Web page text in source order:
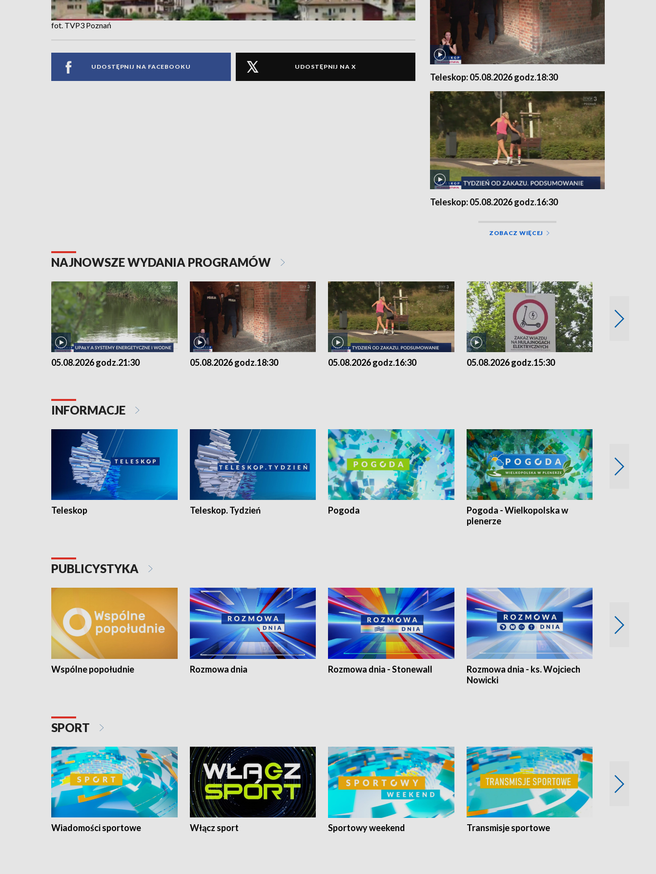
fot. TVP3 Poznań
UDOSTĘPNIJ NA FACEBOOKU UDOSTĘPNIJ NA X
Teleskop: 05.08.2026 godz.18:30
Teleskop: 05.08.2026 godz.16:30
ZOBACZ WIĘCEJ
NAJNOWSZE WYDANIA PROGRAMÓW
05.08.2026 godz.21:30 05.08.2026 godz.18:30 05.08.2026 godz.16:30 05.08.2026 godz.15:30
INFORMACJE
Teleskop Teleskop. Tydzień Pogoda
Pogoda - Wielkopolska w
plenerze
PUBLICYSTYKA
Wspólne popołudnie Rozmowa dnia Rozmowa dnia - Stonewall
Rozmowa dnia - ks. Wojciech
Nowicki
SPORT
Wiadomości sportowe Włącz sport Sportowy weekend Transmisje sportowe